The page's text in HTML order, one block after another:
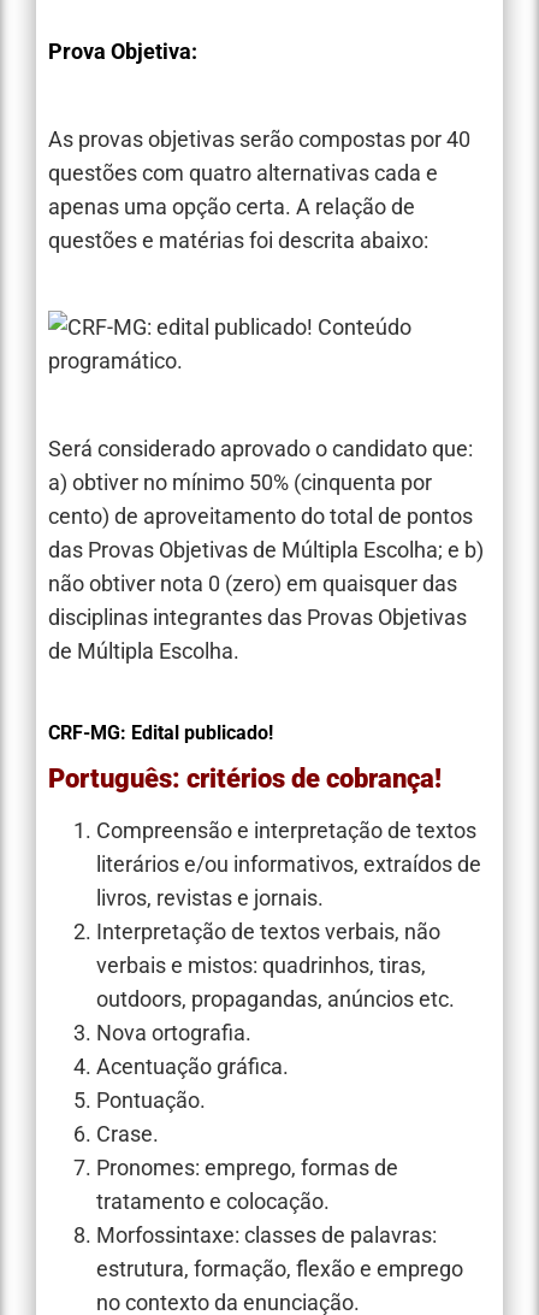
Prova Objetiva:
As provas objetivas serão compostas por 40
questões com quatro alternativas cada e
apenas uma opção certa. A relação de
questões e matérias foi descrita abaixo:
Será considerado aprovado o candidato que:
a) obtiver no mínimo 50% (cinquenta por
cento) de aproveitamento do total de pontos
das Provas Objetivas de Múltipla Escolha; e b)
não obtiver nota 0 (zero) em quaisquer das
disciplinas integrantes das Provas Objetivas
de Múltipla Escolha.
CRF-MG: Edital publicado!
Português: critérios de cobrança!
Compreensão e interpretação de textos
literários e/ou informativos, extraídos de
livros, revistas e jornais.
Interpretação de textos verbais, não
verbais e mistos: quadrinhos, tiras,
outdoors, propagandas, anúncios etc.
Nova ortografia.
Acentuação gráfica.
Pontuação.
Crase.
Pronomes: emprego, formas de
tratamento e colocação.
Morfossintaxe: classes de palavras:
estrutura, formação, flexão e emprego
no contexto da enunciação.